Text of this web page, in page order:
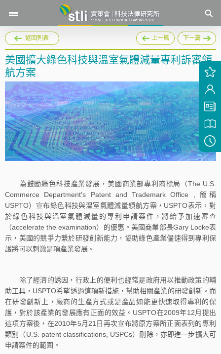
返回列表 上一篇 下一篇
美國擴大綠色科技與溫室氣體減量專利訴審領
航方案
為鼓勵綠色科技產業發展，美國商業部專利商標局（The U.S.
Commerce Department's Patent and Trademark Office , 簡稱
USPTO）宣布綠色科技與溫室氣體減量領航方案，USPTO表示，對
於綠色科技與溫室氣體減量的專利申請案件，將給予加速審查
（accelerate the examination）的優惠。美國商業部長Gary Locke表
示，美國的競爭力繫於研發創新能力，協助綠色產業儘速得到專利保
護將可以刺激是項產業發展。
除了經濟的誘因，行政上的便利也經常是政府用以推動政策的輔
助工具，USPTO希望透過這項新措施，幫助相關產業的研發創新。而
在研發創新上，廠商的生產方式或是產品如能更快速取得專利的保
護，對於該產業的發展應有正面的效益。USPTO在2009年12月提出
這項方案後，在2010年5月21日再次宣布將原方案所正面表列的專利
類別（U.S. patent classifications, USPCs）刪除，亦即進一步擴大可
申請案件的範圍。